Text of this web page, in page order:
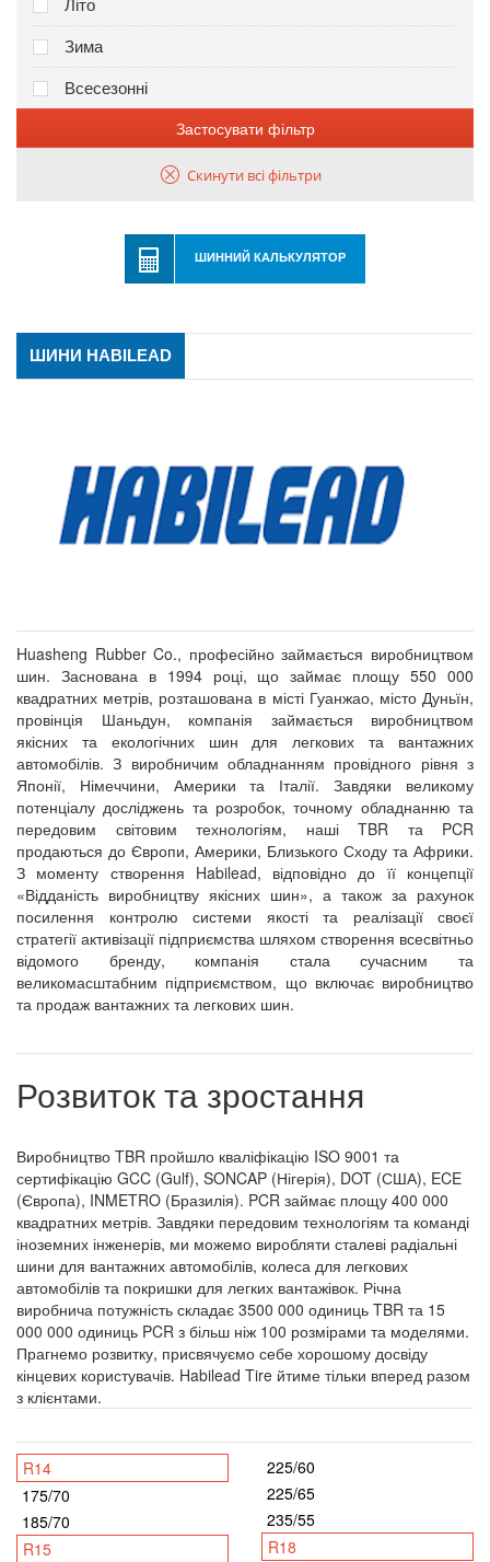
Літо
Зима
Всесезонні
Застосувати фільтр
Скинути всі фільтри
ШИННИЙ КАЛЬКУЛЯТОР
ШИНИ HABILEAD
Huasheng Rubber Co., професійно займається виробництвом
шин. Заснована в 1994 році, що займає площу 550 000
квадратних метрів, розташована в місті Гуанжао, місто Дуньїн,
провінція Шаньдун, компанія займається виробництвом
якісних та екологічних шин для легкових та вантажних
автомобілів. З виробничим обладнанням провідного рівня з
Японії, Німеччини, Америки та Італії. Завдяки великому
потенціалу досліджень та розробок, точному обладнанню та
передовим світовим технологіям, наші TBR та PCR
продаються до Європи, Америки, Близького Сходу та Африки.
З моменту створення Habilead, відповідно до її концепції
«Відданість виробництву якісних шин», а також за рахунок
посилення контролю системи якості та реалізації своєї
стратегії активізації підприємства шляхом створення всесвітньо
відомого бренду, компанія стала сучасним та
великомасштабним підприємством, що включає виробництво
та продаж вантажних та легкових шин.
Розвиток та зростання
Виробництво TBR пройшло кваліфікацію ISO 9001 та
сертифікацію GCC (Gulf), SONCAP (Нігерія), DOT (США), ECE
(Європа), INMETRO (Бразилія). PCR займає площу 400 000
квадратних метрів. Завдяки передовим технологіям та команді
іноземних інженерів, ми можемо виробляти сталеві радіальні
шини для вантажних автомобілів, колеса для легкових
автомобілів та покришки для легких вантажівок. Річна
виробнича потужність складає 3500 000 одиниць TBR та 15
000 000 одиниць PCR з більш ніж 100 розмірами та моделями.
Прагнемо розвитку, присвячуємо себе хорошому досвіду
кінцевих користувачів. Habilead Tire йтиме тільки вперед разом
з клієнтами.
R14
175/70
185/70
R15
225/60
225/65
235/55
R18